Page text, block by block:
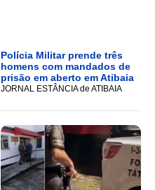
Polícia Militar prende três
homens com mandados de
prisão em aberto em Atibaia
JORNAL ESTÂNCIA de ATIBAIA